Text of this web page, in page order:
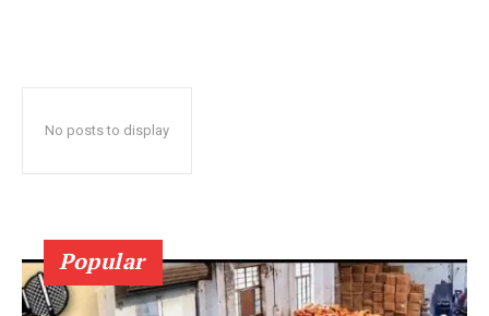
No posts to display
Popular